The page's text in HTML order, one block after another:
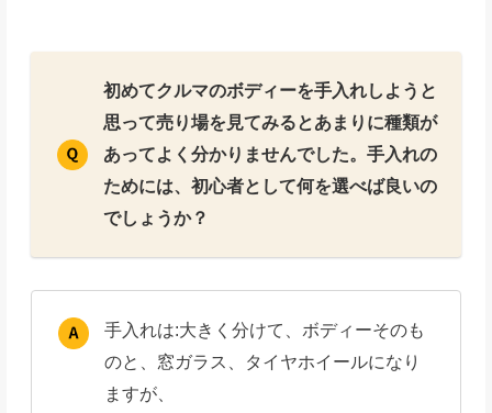
初めてクルマのボディーを手入れしようと
思って売り場を見てみるとあまりに種類が
あってよく分かりませんでした。手入れの
ためには、初心者として何を選べば良いの
でしょうか？
手入れは:大きく分けて、ボディーそのも
のと、窓ガラス、タイヤホイールになり
ますが、